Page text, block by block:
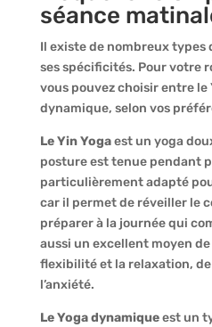
séance
Il existe de nombreux types
ses spécificités. Pour votre
vous pouvez choisir entre le
dynamique, selon vos
Le Yin Yogaest un yoga
posture est tenue pendant
particulièrement adapté
car il permet de réveiller le
préparer à la journée qui
aussi un excellent moyen
flexibilité et la relaxation,
l’anxiété.
Le Yoga dynamiqueest un